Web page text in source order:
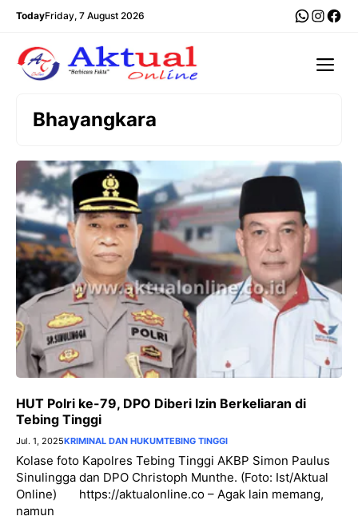
Langsung
TodayFriday, 7 August 2026
Bhayangkara
HUT Polri ke-79, DPO Diberi Izin Berkeliaran di
Tebing Tinggi
Jul. 1, 2025KRIMINAL DAN HUKUMTEBING TINGGI
Kolase foto Kapolres Tebing Tinggi AKBP Simon Paulus
Sinulingga dan DPO Christoph Munthe. (Foto: Ist/Aktual
Online) https://aktualonline.co – Agak lain memang,
namun